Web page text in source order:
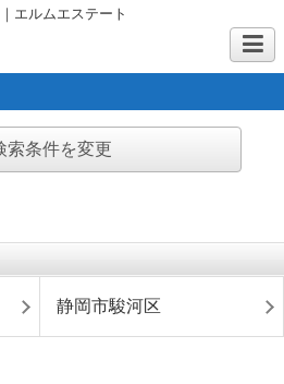
エルムエステート
索条件を変更
静岡市駿河区